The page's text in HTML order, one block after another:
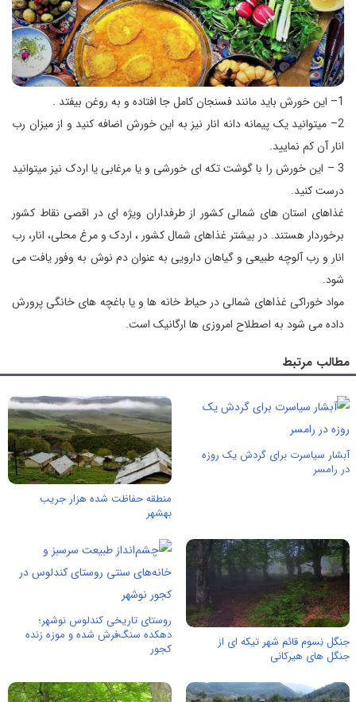
1– این خورش باید مانند فسنجان کامل جا افتاده و به روغن بیفتد .
2– میتوانید یک پیمانه دانه انار نیز به این خورش اضافه کنید و از میزان رب
انار آن کم نمایید.
3 – این خورش را با گوشت تکه ای خورشی و یا مرغابی یا اردک نیز میتوانید
درست کنید.
غذاهای استان های شمالی کشور از طرفداران ویژه ای در اقصی نقاط کشور
برخوردار هستند. در بیشتر غذاهای شمال کشور ، اردک و مرغ محلی، انار، رب
انار و رب آلوچه طبیعی و گیاهان دارویی به عنوان دم نوش به وفور یافت می
شود.
مواد خوراکی غذاهای شمالی در حیاط خانه ها و یا باغچه های خانگی پرورش
داده می شود به اصطلاح امروزی ها ارگانیک است.
مطالب مرتبط
آبشار سیاسرت برای گردش یک روزه
در رامسر
منطقه حفاظت شده هزار جریب
بهشهر
جنگل نِسوم قائم شهر تیکه ای از
جنگل های هیرکانی
روستای تاریخی کندلوس نوشهر؛
دهکده سنگ‌فرش شده و موزه زنده
کجور